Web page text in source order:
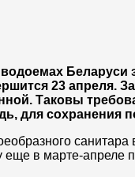
Беларуси
23 апреля.
Таковы
для сохранения
еще в марте-апреле